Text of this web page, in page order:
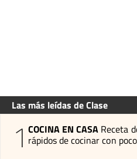
Las más leídas de Clase
1 COCINA EN CASA Receta
rápidos de cocinar con